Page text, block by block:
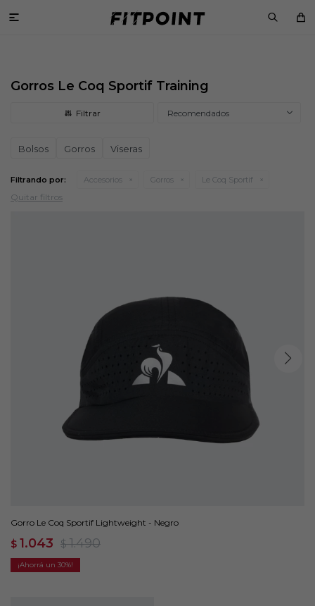

Gorros Le Coq Sportif Training
Recomendados
Bolsos Gorros Viseras
Filtrando por: Accesorios Gorros Le Coq Sportif
Quitar filtros
Gorro Le Coq Sportif Lightweight - Negro
$ 1.043 $ 1.490
30